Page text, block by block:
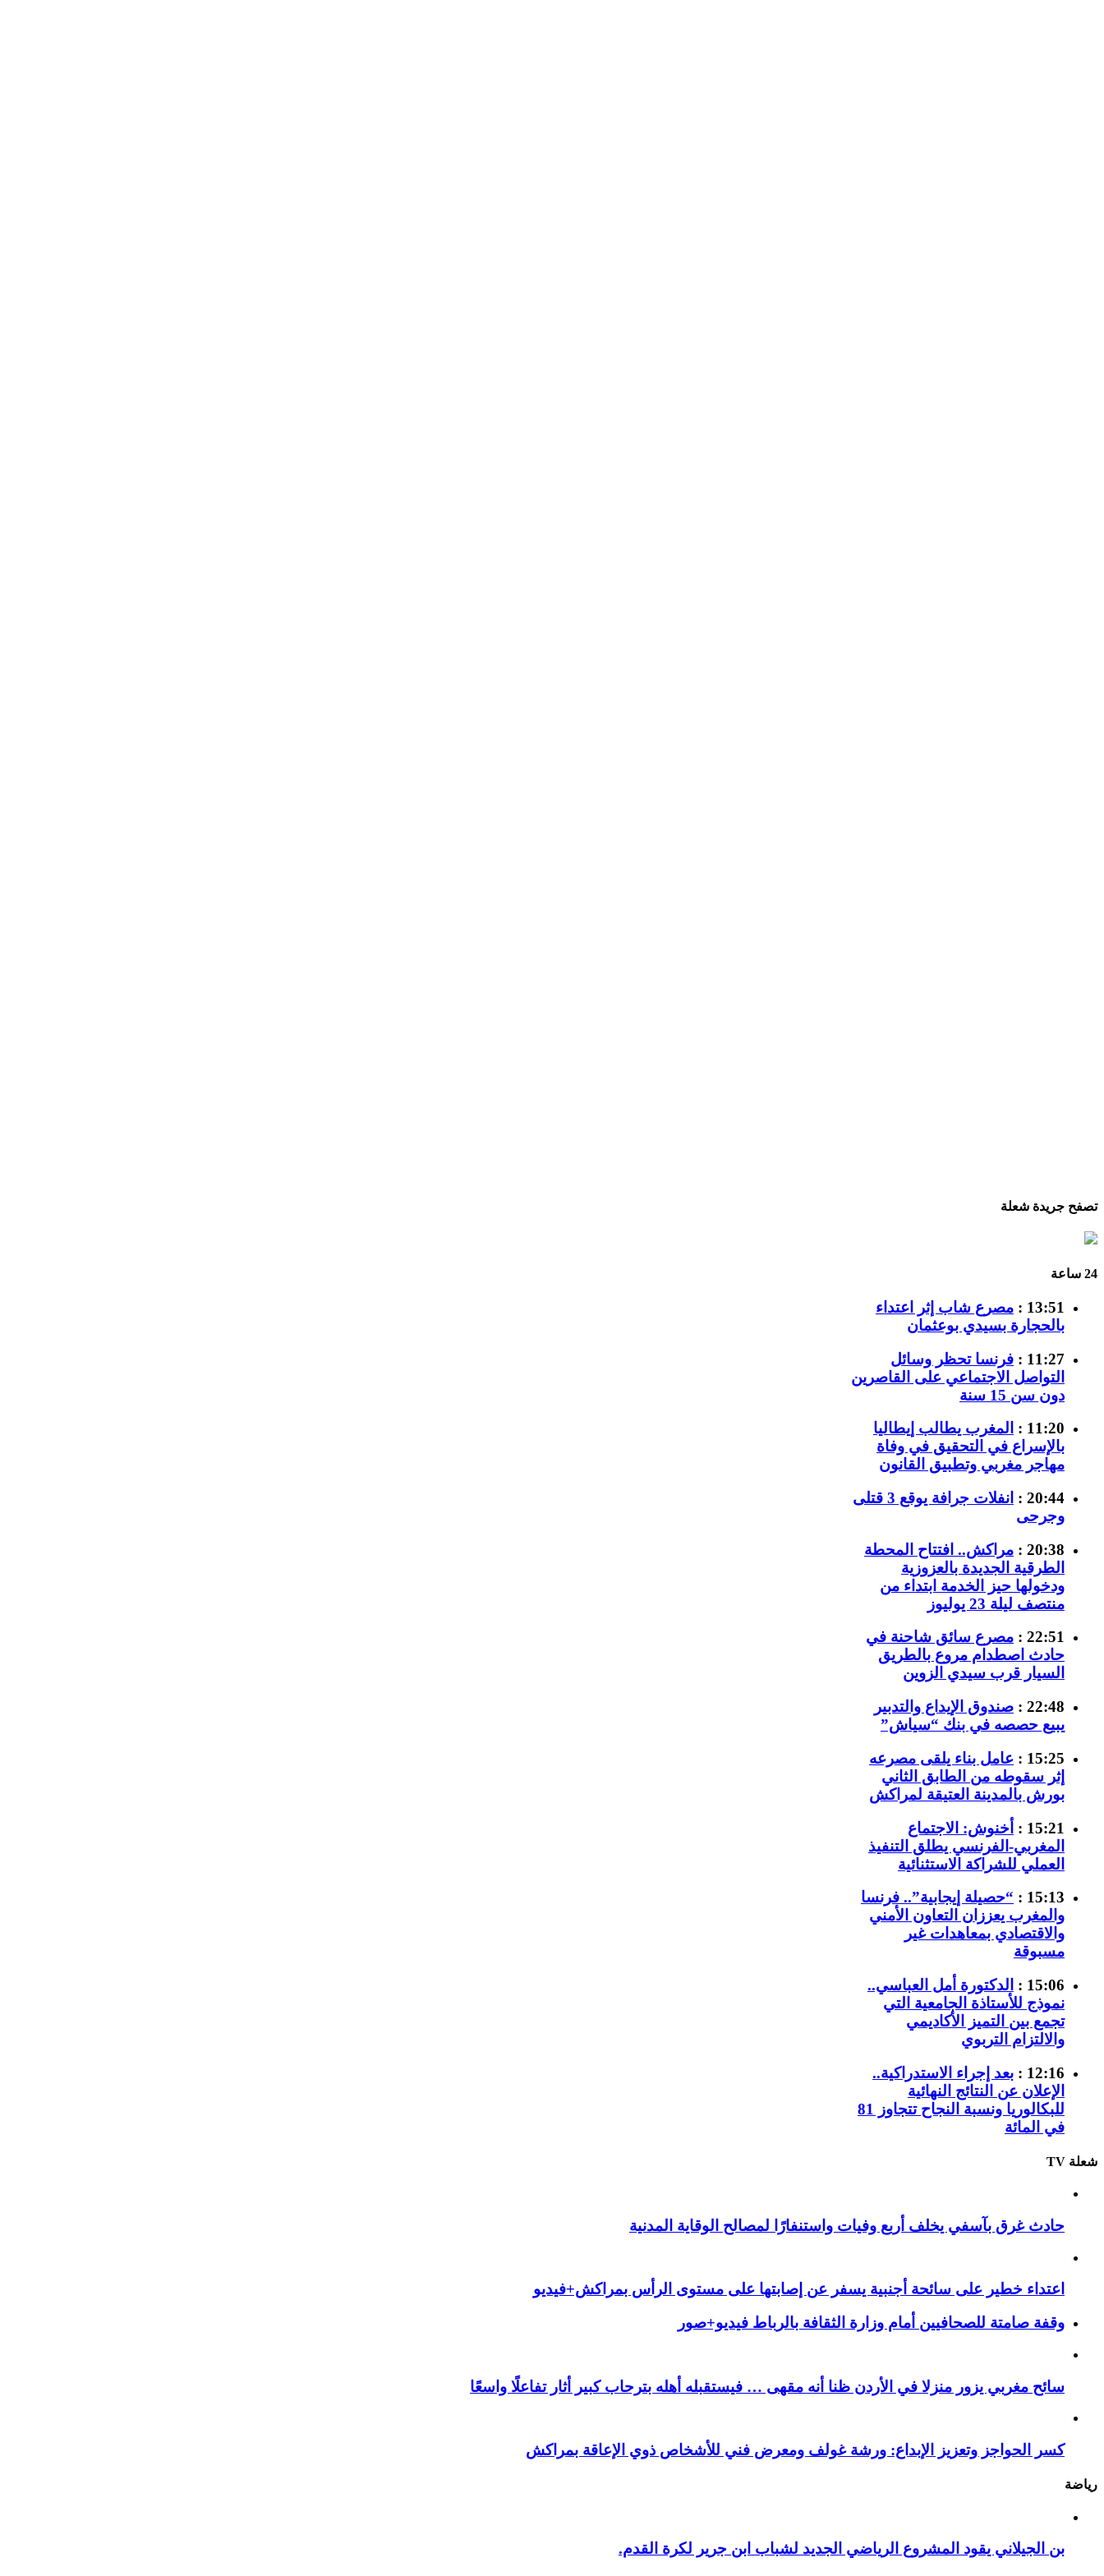
تصفح جريدة شعلة
24 ساعة
13:51 :
مصرع شاب إثر اعتداء
بالحجارة بسيدي بوعثمان
11:27 :
فرنسا تحظر وسائل
التواصل الاجتماعي على القاصرين
دون سن 15 سنة
11:20 :
المغرب يطالب إيطاليا
بالإسراع في التحقيق في وفاة
مهاجر مغربي وتطبيق القانون
20:44 :
انفلات جرافة يوقع 3 قتلى
وجرحى
20:38 :
مراكش.. افتتاح المحطة
الطرقية الجديدة بالعزوزية
ودخولها حيز الخدمة ابتداء من
منتصف ليلة 23 يوليوز
22:51 :
مصرع سائق شاحنة في
حادث اصطدام مروع بالطريق
السيار قرب سيدي الزوين
22:48 :
صندوق الإيداع والتدبير
يبيع حصصه في بنك “سياش”
15:25 :
عامل بناء يلقى مصرعه
إثر سقوطه من الطابق الثاني
بورش بالمدينة العتيقة لمراكش
15:21 :
أخنوش: الاجتماع
المغربي-الفرنسي يطلق التنفيذ
العملي للشراكة الاستثنائية
15:13 :
“حصيلة إيجابية”.. فرنسا
والمغرب يعززان التعاون الأمني
والاقتصادي بمعاهدات غير
مسبوقة
15:06 :
الدكتورة أمل العباسي..
نموذج للأستاذة الجامعية التي
تجمع بين التميز الأكاديمي
والالتزام التربوي
12:16 :
بعد إجراء الاستدراكية..
الإعلان عن النتائج النهائية
للبكالوريا ونسبة النجاح تتجاوز 81
في المائة
شعلة TV
حادث غرق بآسفي يخلف أربع وفيات واستنفارًا لمصالح الوقاية المدنية
اعتداء خطير على سائحة أجنبية يسفر عن إصابتها على مستوى الرأس بمراكش+فيديو
وقفة صامتة للصحافيين أمام وزارة الثقافة بالرباط فيديو+صور
سائح مغربي يزور منزلا في الأردن ظنا أنه مقهى … فيستقبله أهله بترحاب كبير أثار تفاعلًا واسعًا
كسر الحواجز وتعزيز الإبداع: ورشة غولف ومعرض فني للأشخاص ذوي الإعاقة بمراكش
رياضة
بن الجيلاني يقود المشروع الرياضي الجديد لشباب ابن جرير لكرة القدم.